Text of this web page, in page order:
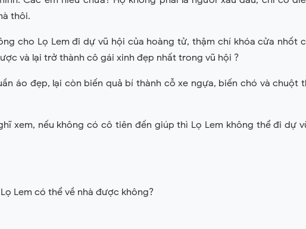
thôi.
cho Lọ Lem đi dự vũ hội của hoàng tử, thậm chí khóa cửa nhốt
và lại trở thành cô gái xinh đẹp nhất trong vũ hội ?
áo đẹp, lại còn biến quả bí thành cỗ xe ngựa, biến chó và chuột
xem, nếu không có cô tiên đến giúp thì Lọ Lem không thể đi dự
Lem có thể về nhà được không?